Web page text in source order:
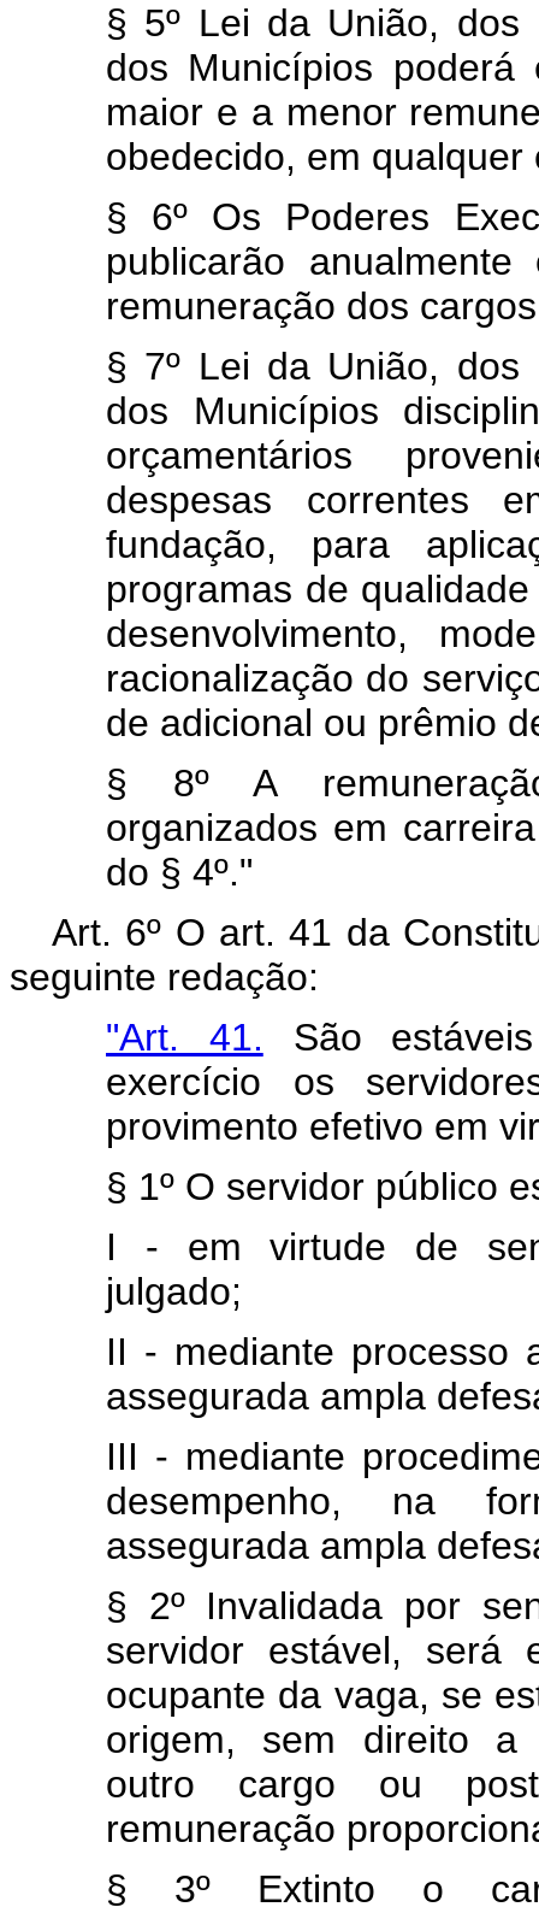
§ 5º Lei da União, dos
dos Municípios
maior e a menor
obedecido, em
§ 6º Os Poderes
publicarão
remuneração dos
§ 7º Lei da União, dos
dos Municípios
orçamentários
despesas correntes
fundação, para
programas de
desenvolvimento,
racionalização do
de adicional ou prêmio
§ 8º A
organizados em
do § 4º."
Art. 6º O art. 41 da
seguinte redação:
"Art. 41. São
exercício os
provimento efetivo em
§ 1º O servidor público
I - em virtude de
julgado;
II - mediante processo
assegurada ampla
III - mediante
desempenho, na
assegurada ampla
§ 2º Invalidada por
servidor estável, será
ocupante da vaga, se
origem, sem direito a
outro cargo ou
remuneração
§ 3º Extinto o